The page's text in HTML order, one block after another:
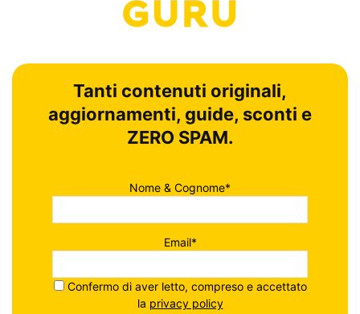
Tanti contenuti originali,
aggiornamenti, guide, sconti e
ZERO SPAM.
Nome & Cognome*
Email*
Confermo di aver letto, compreso e accettato
la privacy policy